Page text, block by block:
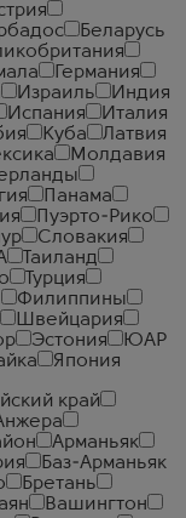
Беларусь
Германия
Израиль
Индия
Испания
Италия
Куба
Латвия
Молдавия
Панама
Пуэрто-Рико
Словакия
Таиланд
Турция
Филиппины
Швейцария
Эстония
ЮАР
Япония
край
Арманьяк
Баз-Арманьяк
Бретань
Вашингтон